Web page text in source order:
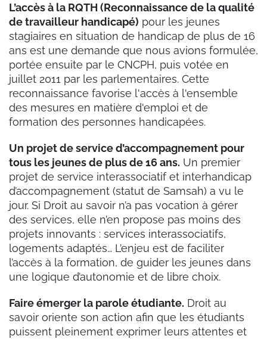
L’accès à la RQTH (Reconnaissance de la qualité
de travailleur handicapé) pour les jeunes
stagiaires en situation de handicap de plus de 16
ans est une demande que nous avions formulée,
portée ensuite par le CNCPH, puis votée en
juillet 2011 par les parlementaires. Cette
reconnaissance favorise l'accès à l'ensemble
des mesures en matière d'emploi et de
formation des personnes handicapées.
Un projet de service d’accompagnement pour
tous les jeunes de plus de 16 ans. Un premier
projet de service interassociatif et interhandicap
d’accompagnement (statut de Samsah) a vu le
jour. Si Droit au savoir n’a pas vocation à gérer
des services, elle n’en propose pas moins des
projets innovants : services interassociatifs,
logements adaptés… L’enjeu est de faciliter
l’accès à la formation, de guider les jeunes dans
une logique d’autonomie et de libre choix.
Faire émerger la parole étudiante. Droit au
savoir oriente son action afin que les étudiants
puissent pleinement exprimer leurs attentes et